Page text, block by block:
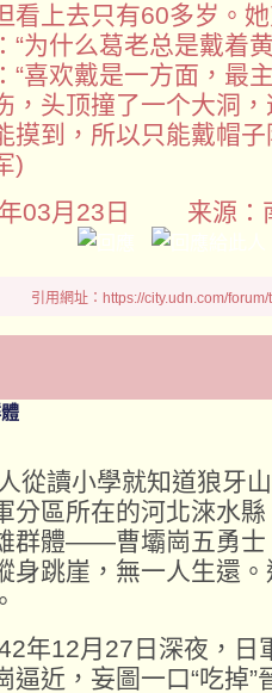
看上去只有60多岁。
“为什么葛老总是戴着
“喜欢戴是一方面，最
，头顶撞了一个大洞
摸到，所以只能戴帽
)
03月23日 来源：
引用網址：https://city.udn.com/
從讀小學就知道狼牙
分區所在的河北淶水
群體——曹壩崗五勇士
身跳崖，無一人生還
年12月27日深夜，日
逼近，妄圖一口“吃掉